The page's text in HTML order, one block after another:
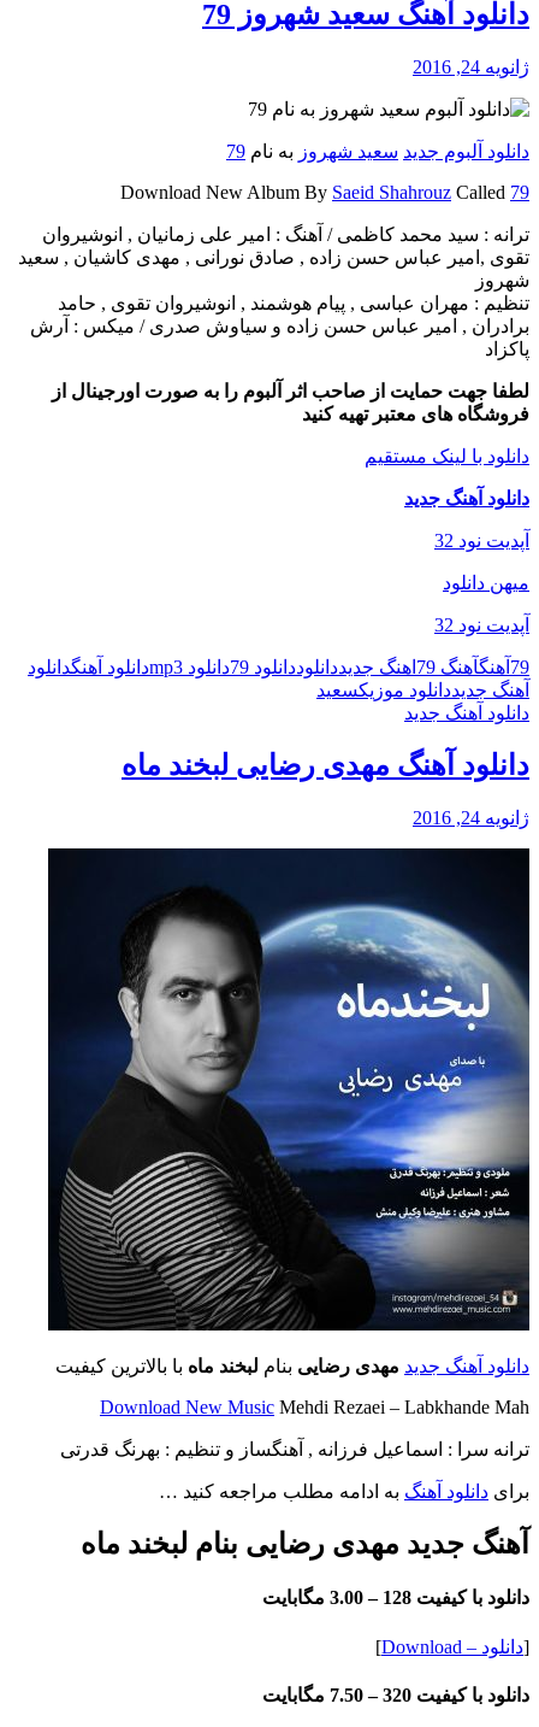
دانلود آهنگ سعید شهروز 79
ژانویه 24, 2016
دانلود آلبوم جدید سعید شهروز به نام 79
Download New Album By Saeid Shahrouz Called 79
ترانه : سید محمد کاظمی / آهنگ : امیر علی زمانیان , انوشیروان
تقوی ,امیر عباس حسن زاده , صادق نورانی , مهدی کاشیان , سعید
شهروز
تنظیم : مهران عباسی , پیام هوشمند , انوشیروان تقوی , حامد
برادران , امیر عباس حسن زاده و سیاوش صدری / میکس : آرش
پاکزاد
لطفا جهت حمایت از صاحب اثر آلبوم را به صورت اورجینال از
فروشگاه های معتبر تهیه کنید
دانلود با لینک مستقیم
دانلود آهنگ جدید
آپدیت نود 32
میهن دانلود
آپدیت نود 32
79 آهنگآهنگ 79 اهنگ جدیددانلوددانلود 79 دانلود mp3 دانلود آهنگدانلود
آهنگ جدیددانلود موزیکسعید
دانلود آهنگ جدید
دانلود آهنگ مهدی رضایی لبخند ماه
ژانویه 24, 2016
دانلود آهنگ جدید مهدی رضایی بنام لبخند ماه با بالاترین کیفیت
Download New Music Mehdi Rezaei – Labkhande Mah
ترانه سرا : اسماعیل فرزانه , آهنگساز و تنظیم : بهرنگ قدرتی
برای دانلود آهنگ به ادامه مطلب مراجعه کنید …
آهنگ جدید مهدی رضایی بنام لبخند ماه
دانلود با کیفیت 128 – 3.00 مگابایت
[دانلود – Download ]
دانلود با کیفیت 320 – 7.50 مگابایت